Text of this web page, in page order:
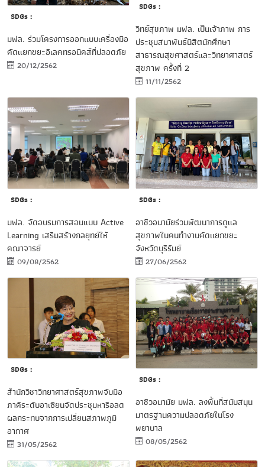
SDGs :
มฟล. ร่วมโครงการออกแบบเครื่องมือ
คัดแยกขยะอิเลคทรอนิคส์ที่ปลอดภัย
20/12/2562
SDGs :
วิทย์สุขภาพ มฟล. เป็นเจ้าภาพ การ
ประชุมสมาพันธ์นิสิตนักศึกษา
สาธารณสุขศาสตร์และวิทยาศาสตร์
สุขภาพ ครั้งที่ 2
11/11/2562
SDGs :
มฟล. จัดอบรมการสอนแบบ Active
Learning เสริมสร้างกลยุทย์ให้
คณาจารย์
09/08/2562
SDGs :
อาชีวอนามัยร่วมพัฒนาการดูแล
สุขภาพในคนทำงานคัดแยกขยะ
จังหวัดบุรีรัมย์
27/06/2562
SDGs :
สำนักวิชาวิทยาศาสตร์สุขภาพจับมือ
ภาคีระดับอาเซียนจัดประชุมหารือลด
ผลกระทบจากการเปลี่ยนสภาพภูมิ
อากาศ
31/05/2562
SDGs :
อาชีวอนามัย มฟล. ลงพื้นที่สนับสนุน
มาตรฐานความปลอดภัยในโรง
พยาบาล
08/05/2562